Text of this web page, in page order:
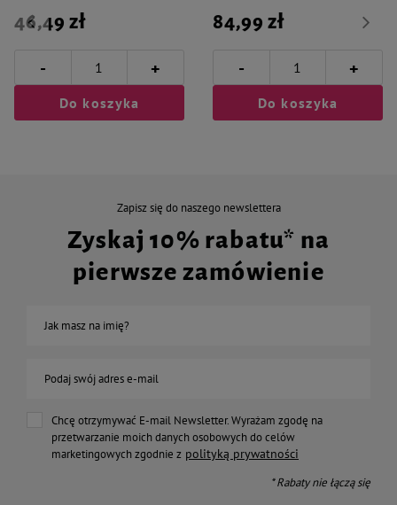
46,49 zł
- +
Do koszyka
84,99 zł
- +
Do koszyka
Zapisz się do naszego newslettera
Zyskaj 10% rabatu* na
pierwsze zamówienie
Jak masz na imię?
Podaj swój adres e-mail
Chcę otrzymywać E-mail Newsletter. Wyrażam zgodę na
przetwarzanie moich danych osobowych do celów
marketingowych zgodnie z polityką prywatności
* Rabaty nie łączą się